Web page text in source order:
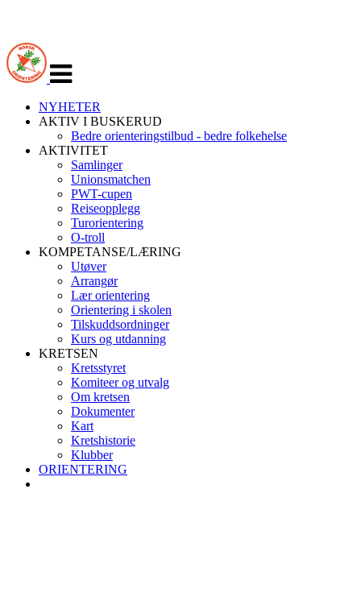
navigasjon
NYHETER
AKTIV I BUSKERUD
Bedre orienteringstilbud - bedre folkehelse
AKTIVITET
Samlinger
Unionsmatchen
PWT-cupen
Reiseopplegg
Turorientering
O-troll
KOMPETANSE/LÆRING
Utøver
Arrangør
Lær orientering
Orientering i skolen
Tilskuddsordninger
Kurs og utdanning
KRETSEN
Kretsstyret
Komiteer og utvalg
Om kretsen
Dokumenter
Kart
Kretshistorie
Klubber
ORIENTERING